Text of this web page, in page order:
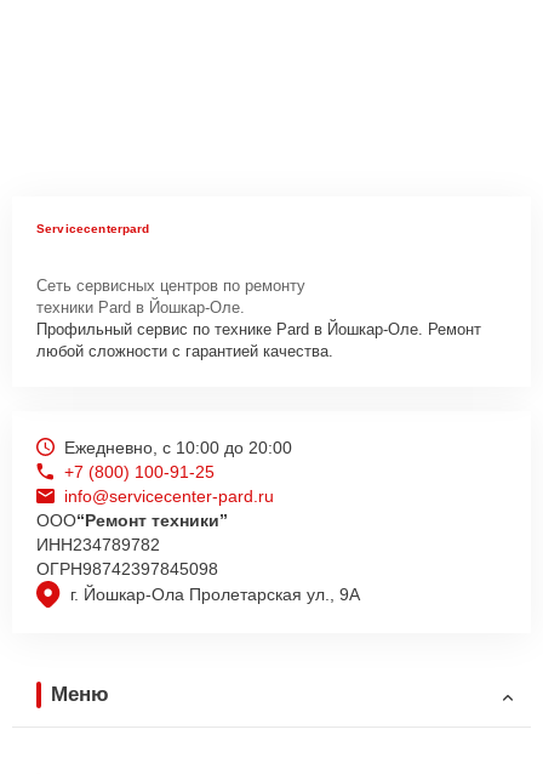
Servicecenterpard
Сеть сервисных центров по ремонту
техники Pard в Йошкар-Оле.
Профильный сервис по технике Pard в Йошкар-Оле. Ремонт
любой сложности с гарантией качества.
г. Йошкар-Ола Пролетарская ул., 9А
Ежедневно, с 10:00 до 20:00
+7 (800) 100-91-25
info@servicecenter-pard.ru
ООО“Ремонт техники”
ИНН234789782
ОГРН98742397845098
Меню